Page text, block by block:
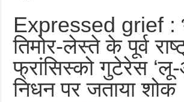
Expressed grief :
तिमोर-लेस्ते के पूर्व
फ्रांसिस्को गुटेरेस
निधन पर जताया शोक